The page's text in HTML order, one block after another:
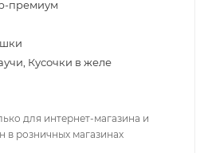
премиум
Кусочки в желе
для интернет-магазина и
в розничных магазинах